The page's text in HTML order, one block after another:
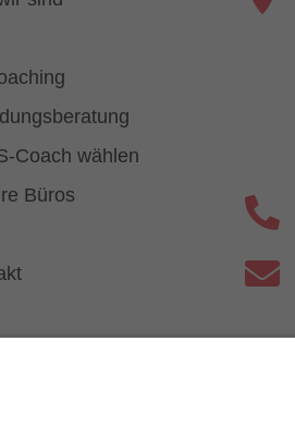
Coach wählen
Büros

